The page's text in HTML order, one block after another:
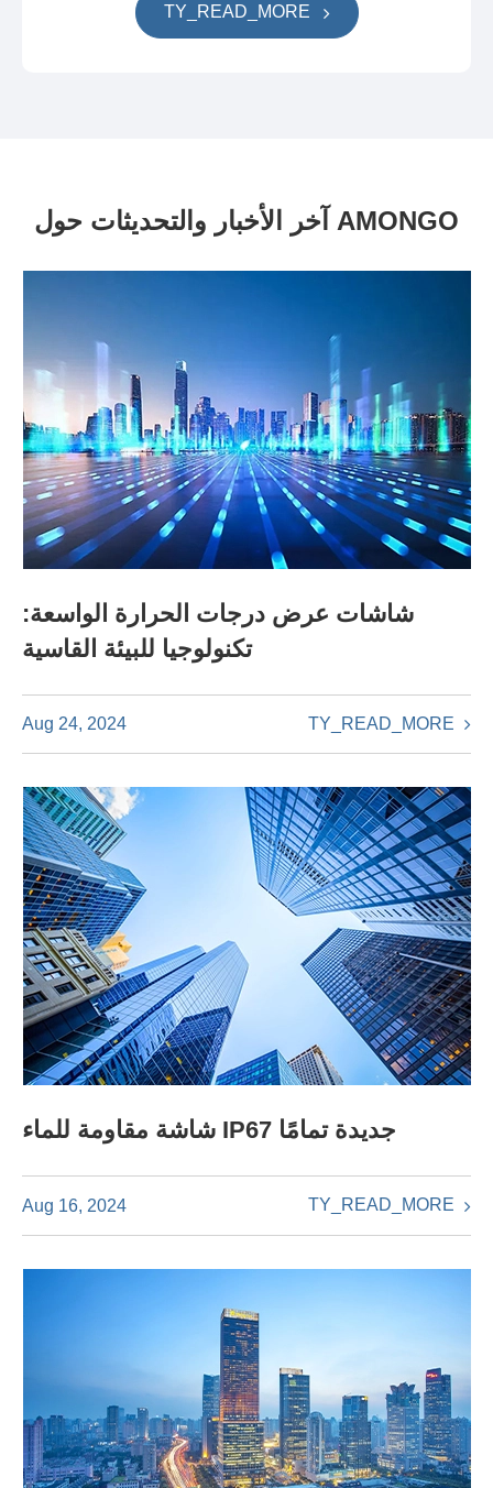
TY_READ_MORE
آخر الأخبار والتحديثات حول AMONGO
شاشات عرض درجات الحرارة الواسعة:
تكنولوجيا للبيئة القاسية
Aug 24, 2024 TY_READ_MORE
شاشة مقاومة للماء IP67 جديدة تمامًا
Aug 16, 2024 TY_READ_MORE